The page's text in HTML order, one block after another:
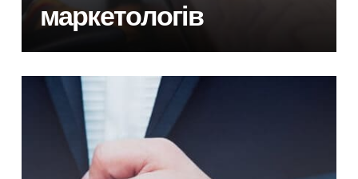
маркетологів